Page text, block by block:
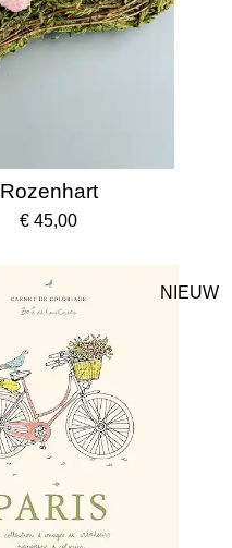
Rozenhart
€ 45,00
NIEUW